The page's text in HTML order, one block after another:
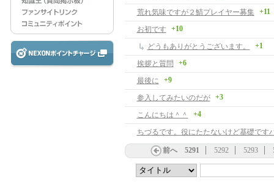
荒れ気味ですが２鯖プレイヤー募集 +11
お初です +10
どうもありがとうございます。 +1
挨拶と質問 +6
最後に +9
参入してみたいのだが +3
こんにちは＾＾ +4
ちづるです。役にたたないけど基礎です
前へ 5291 5292 5293